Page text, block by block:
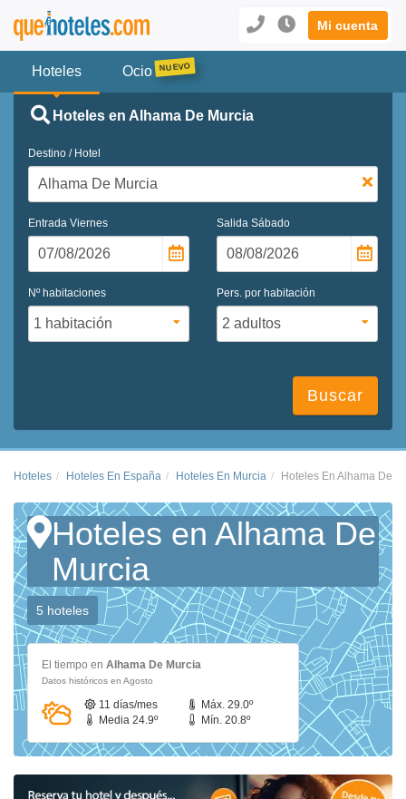
Mi cuenta
Hoteles Ocio
Hoteles en Alhama De Murcia
Destino / Hotel
Entrada Viernes Salida Sábado
Nº habitaciones Pers. por habitación
Buscar
Hoteles Hoteles En España Hoteles En Murcia Hoteles En Alhama De
Hoteles en Alhama De
Murcia
5 hoteles
El tiempo en Alhama De Murcia
Datos históricos en Agosto
11 días/mes
Máx. 29.0º
Media 24.9º
Mín. 20.8º